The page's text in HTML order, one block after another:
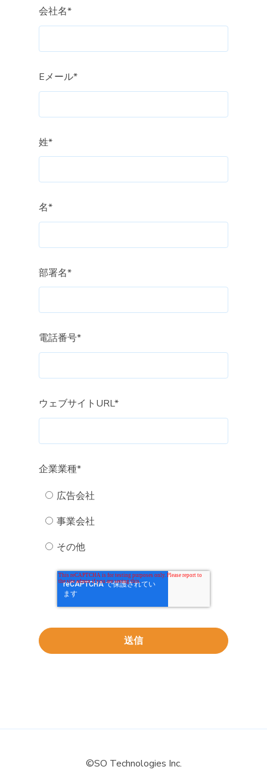
会社名*
Eメール*
姓*
名*
部署名*
電話番号*
ウェブサイトURL*
企業業種*
広告会社
事業会社
その他
©SO Technologies Inc.